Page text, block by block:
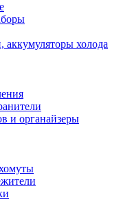
аккумуляторы холода
и органайзеры